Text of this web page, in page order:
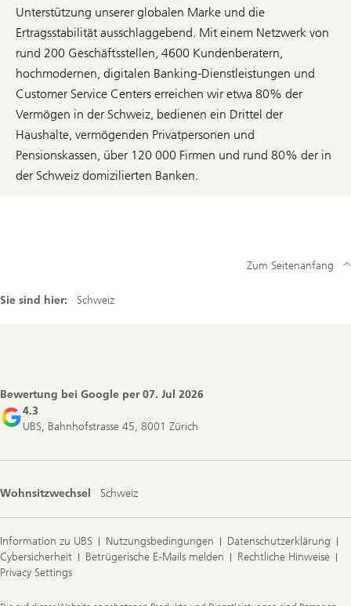
Unterstützung unserer globalen Marke und die
Ertragsstabilität ausschlaggebend. Mit einem Netzwerk von
rund 200 Geschäftsstellen, 4600 Kundenberatern,
hochmodernen, digitalen Banking-Dienstleistungen und
Customer Service Centers erreichen wir etwa 80% der
Vermögen in der Schweiz, bedienen ein Drittel der
Haushalte, vermögenden Privatpersonen und
Pensionskassen, über 120 000 Firmen und rund 80% der in
der Schweiz domizilierten Banken.
Sie sind hier: Schweiz
Zum Seitenanfang
Bewertung bei Google per07. Jul 2026
4.3
UBS, Bahnhofstrasse 45, 8001 Zürich
Wohnsitzwechsel Schweiz
Information zu UBS Nutzungsbedingungen
Datenschutzerklärung
Cybersicherheit
Betrügerische E-Mails melden
Rechtliche Hinweise
Privacy Settings